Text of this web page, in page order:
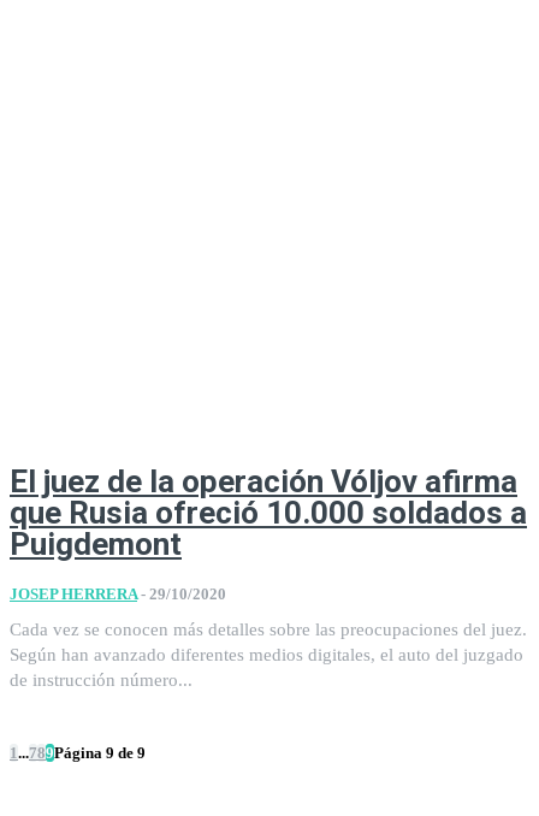
El juez de la operación Vóljov afirma
que Rusia ofreció 10.000 soldados a
Puigdemont
JOSEP HERRERA - 29/10/2020
Cada vez se conocen más detalles sobre las preocupaciones del juez.
Según han avanzado diferentes medios digitales, el auto del juzgado
de instrucción número...
1...789Página 9 de 9